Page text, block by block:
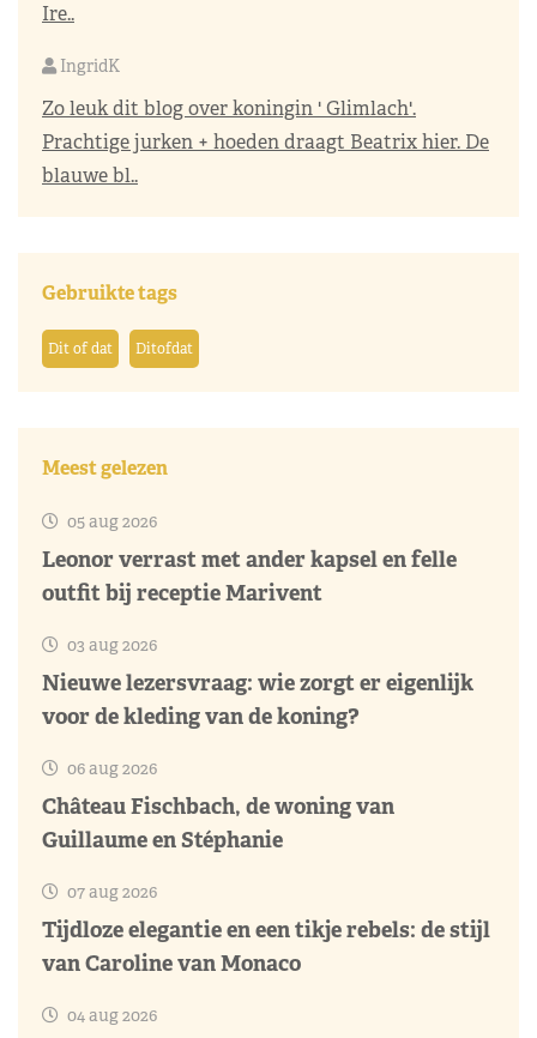
Ire..
IngridK
Zo leuk dit blog over koningin ' Glimlach'.
Prachtige jurken + hoeden draagt Beatrix hier. De
blauwe bl..
Gebruikte tags
Dit of dat Ditofdat
Meest gelezen
05 aug 2026
Leonor verrast met ander kapsel en felle
outfit bij receptie Marivent
03 aug 2026
Nieuwe lezersvraag: wie zorgt er eigenlijk
voor de kleding van de koning?
06 aug 2026
Château Fischbach, de woning van
Guillaume en Stéphanie
07 aug 2026
Tijdloze elegantie en een tikje rebels: de stijl
van Caroline van Monaco
04 aug 2026